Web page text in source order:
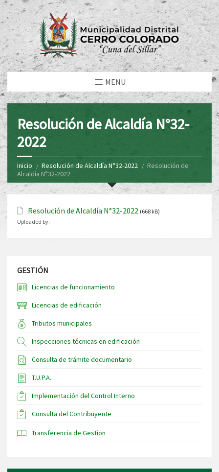
MENU
Resolución de Alcaldía N°32-
2022
Inicio Resolución de Alcaldía N°32-2022
Resolución de
Alcaldía N°32-2022
Resolución de Alcaldía N°32-2022 (668 kB)
Uploaded by:
GESTIÓN
Licencias de funcionamiento
Licencias de edificación
Tributos municipales
Inspecciones técnicas en edificación
Consulta de trámite documentario
T.U.P.A.
Implementación del Control Interno
Consulta del Contribuyente
Transferencia de Gestion